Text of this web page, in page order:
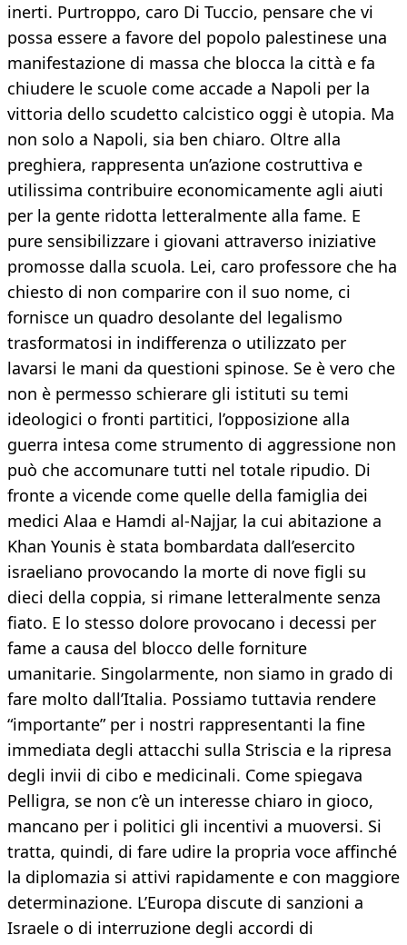
inerti. Purtroppo, caro Di Tuccio, pensare che vi
possa essere a favore del popolo palestinese una
manifestazione di massa che blocca la città e fa
chiudere le scuole come accade a Napoli per la
vittoria dello scudetto calcistico oggi è utopia. Ma
non solo a Napoli, sia ben chiaro. Oltre alla
preghiera, rappresenta un’azione costruttiva e
utilissima contribuire economicamente agli aiuti
per la gente ridotta letteralmente alla fame. E
pure sensibilizzare i giovani attraverso iniziative
promosse dalla scuola. Lei, caro professore che ha
chiesto di non comparire con il suo nome, ci
fornisce un quadro desolante del legalismo
trasformatosi in indifferenza o utilizzato per
lavarsi le mani da questioni spinose. Se è vero che
non è permesso schierare gli istituti su temi
ideologici o fronti partitici, l’opposizione alla
guerra intesa come strumento di aggressione non
può che accomunare tutti nel totale ripudio. Di
fronte a vicende come quelle della famiglia dei
medici Alaa e Hamdi al-Najjar, la cui abitazione a
Khan Younis è stata bombardata dall’esercito
israeliano provocando la morte di nove figli su
dieci della coppia, si rimane letteralmente senza
fiato. E lo stesso dolore provocano i decessi per
fame a causa del blocco delle forniture
umanitarie. Singolarmente, non siamo in grado di
fare molto dall’Italia. Possiamo tuttavia rendere
“importante” per i nostri rappresentanti la fine
immediata degli attacchi sulla Striscia e la ripresa
degli invii di cibo e medicinali. Come spiegava
Pelligra, se non c’è un interesse chiaro in gioco,
mancano per i politici gli incentivi a muoversi. Si
tratta, quindi, di fare udire la propria voce affinché
la diplomazia si attivi rapidamente e con maggiore
determinazione. L’Europa discute di sanzioni a
Israele o di interruzione degli accordi di